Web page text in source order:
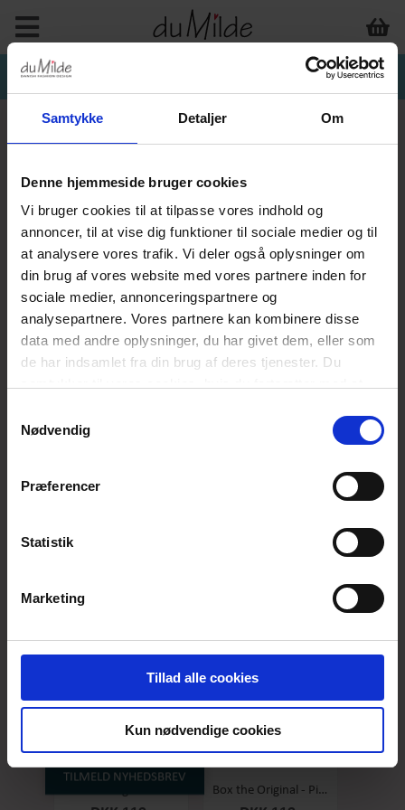
Samtykke Detaljer Om
Denne hjemmeside bruger cookies
Vi bruger cookies til at tilpasse vores indhold og
annoncer, til at vise dig funktioner til sociale medier og til
at analysere vores trafik. Vi deler også oplysninger om
din brug af vores website med vores partnere inden for
sociale medier, annonceringspartnere og
analysepartnere. Vores partnere kan kombinere disse
data med andre oplysninger, du har givet dem, eller som
de har indsamlet fra din brug af deres tjenester. Du
Nødvendig
Præferencer
Statistik
Marketing
Tillad alle cookies
Kun nødvendige cookies
INTERIØR & ANDET
Box the Original - Pineapple/coconut - Stor
TILMELD NYHEDSBREV